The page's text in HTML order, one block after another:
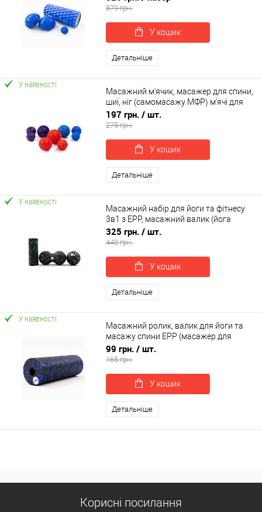
41 (n-0071)
879 грн.
У кошик
Детальніше
У наявності
Масажний м'ячик, масажер для спини,
шиї, ніг (самомасажу МФР) м'ячі для
масажу 3 шт OSPORT Set 89 (n-0119)
197 грн. / шт.
275 грн.
У кошик
Детальніше
У наявності
Масажний набір для йоги та фітнесу
3в1 з EPP, масажний валик (йога
рол)+масажний м'яч МФР OSPORT (OF-
0281)
325 грн. / шт.
440 грн.
У кошик
Детальніше
У наявності
Масажний ролик, валик для йоги та
масажу спини EPP (масажер для
спини, шиї, ніг) OSPORT 15х5см (OF-
0322)
99 грн. / шт.
165 грн.
У кошик
Детальніше
Корисні посилання